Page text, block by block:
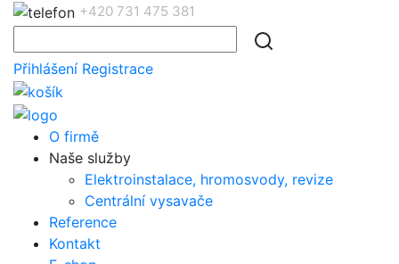
+420 731 475 381
Přihlášení Registrace
O firmě
Naše služby
Elektroinstalace, hromosvody, revize
Centrální vysavače
Reference
Kontakt